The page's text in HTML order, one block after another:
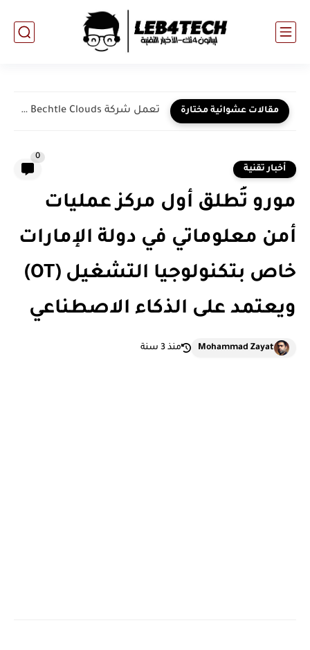
مقالات عشوائية مختارة تعمل شركة Bechtle Clouds على توسيع نطاق المشاركة مع إدارة...
أخبار تقنية
0
مورو تُطلق أول مركز عمليات
أمن معلوماتي في دولة الإمارات
خاص بتكنولوجيا التشغيل (OT)
ويعتمد على الذكاء الاصطناعي
Mohammad Zayat منذ 3 سنة